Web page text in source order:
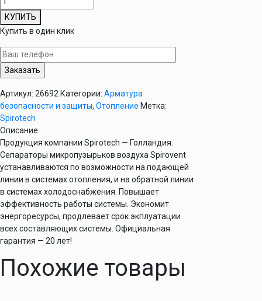
товара
Сепаратор
микропузырьков
воздуха
SpiroVentAir
1"
КУПИТЬ
Купить в один клик
Артикул: 26692 Категории: Арматура
безопасности и защиты, Отопление Метка:
Spirotech
Описание
Продукция компании Spirotech — Голландия.
Сепараторы микропузырьков воздуха Spirovent
устанавливаются по возможности на подающей
линии в системах отопления, и на обратной линии
в системах холодоснабжения. Повышает
эффективность работы системы. Экономит
энергоресурсы, продлевает срок экплуатации
всех составляющих системы. Официальная
гарантия — 20 лет!
Похожие товары